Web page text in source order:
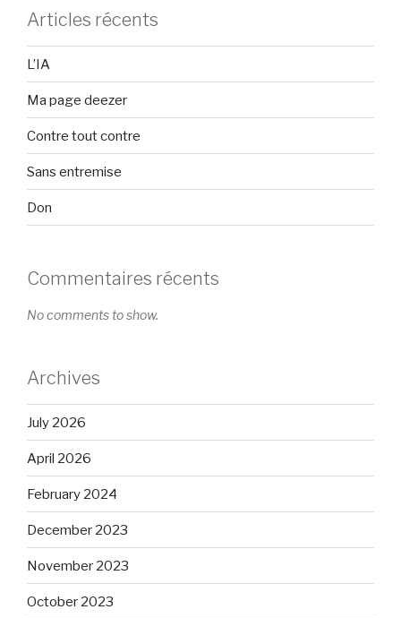
Articles récents
L’IA
Ma page deezer
Contre tout contre
Sans entremise
Don
Commentaires récents
No comments to show.
Archives
July 2026
April 2026
February 2024
December 2023
November 2023
October 2023